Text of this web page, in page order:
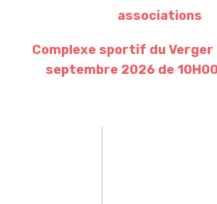
associations
Complexe sportif du Verger
septembre 2026 de 10H00